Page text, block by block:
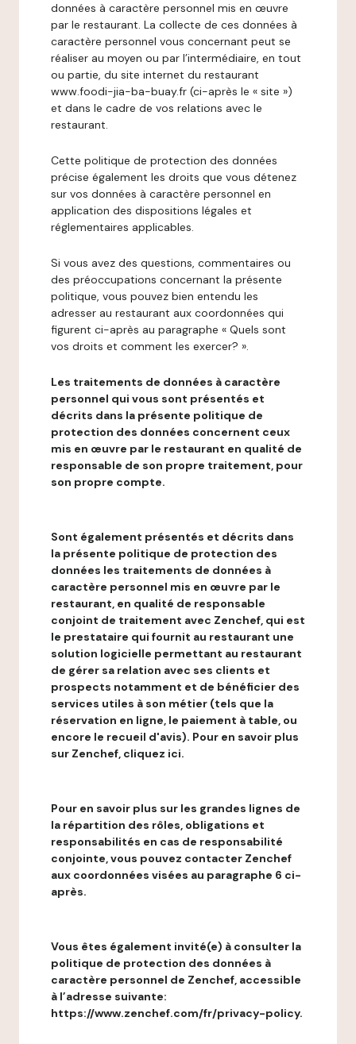
données à caractère personnel mis en œuvre
par le restaurant. La collecte de ces données à
caractère personnel vous concernant peut se
réaliser au moyen ou par l’intermédiaire, en tout
ou partie, du site internet du restaurant
www.foodi-jia-ba-buay.fr (ci-après le « site »)
et dans le cadre de vos relations avec le
restaurant.
Cette politique de protection des données
précise également les droits que vous détenez
sur vos données à caractère personnel en
application des dispositions légales et
réglementaires applicables.
Si vous avez des questions, commentaires ou
des préoccupations concernant la présente
politique, vous pouvez bien entendu les
adresser au restaurant aux coordonnées qui
figurent ci-après au paragraphe « Quels sont
vos droits et comment les exercer? ».
Les traitements de données à caractère
personnel qui vous sont présentés et
décrits dans la présente politique de
protection des données concernent ceux
mis en œuvre par le restaurant en qualité de
responsable de son propre traitement, pour
son propre compte.
Sont également présentés et décrits dans
la présente politique de protection des
données les traitements de données à
caractère personnel mis en œuvre par le
restaurant, en qualité de responsable
conjoint de traitement avec Zenchef, qui est
le prestataire qui fournit au restaurant une
solution logicielle permettant au restaurant
de gérer sa relation avec ses clients et
prospects notamment et de bénéficier des
services utiles à son métier (tels que la
réservation en ligne, le paiement à table, ou
encore le recueil d'avis). Pour en savoir plus
sur Zenchef, cliquez ici.
Pour en savoir plus sur les grandes lignes de
la répartition des rôles, obligations et
responsabilités en cas de responsabilité
conjointe, vous pouvez contacter Zenchef
aux coordonnées visées au paragraphe 6 ci-
après.
Vous êtes également invité(e) à consulter la
politique de protection des données à
caractère personnel de Zenchef, accessible
à l’adresse suivante:
https://www.zenchef.com/fr/privacy-policy.